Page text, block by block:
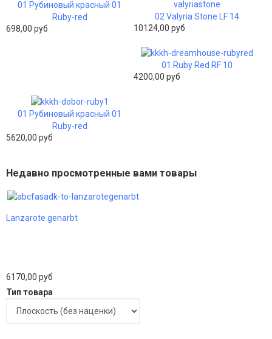
01 Рубиновый красный 01
Ruby-red
698,00 руб
02 Valyria Stone LF 14
10124,00 руб
01 Ruby Red RF 10
4200,00 руб
01 Рубиновый красный 01
Ruby-red
5620,00 руб
Недавно просмотренные вами товары
Lanzarote genarbt
6170,00 руб
Тип товара